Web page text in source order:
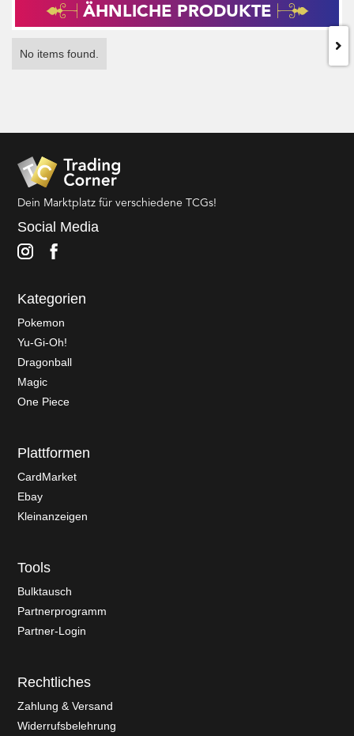
ÄHNLICHE PRODUKTE
No items found.
Dein Marktplatz für verschiedene TCGs!
Social Media
Kategorien
Pokemon
Yu-Gi-Oh!
Dragonball
Magic
One Piece
Plattformen
CardMarket
Ebay
Kleinanzeigen
Tools
Bulktausch
Partnerprogramm
Partner-Login
Rechtliches
Zahlung & Versand
Widerrufsbelehrung